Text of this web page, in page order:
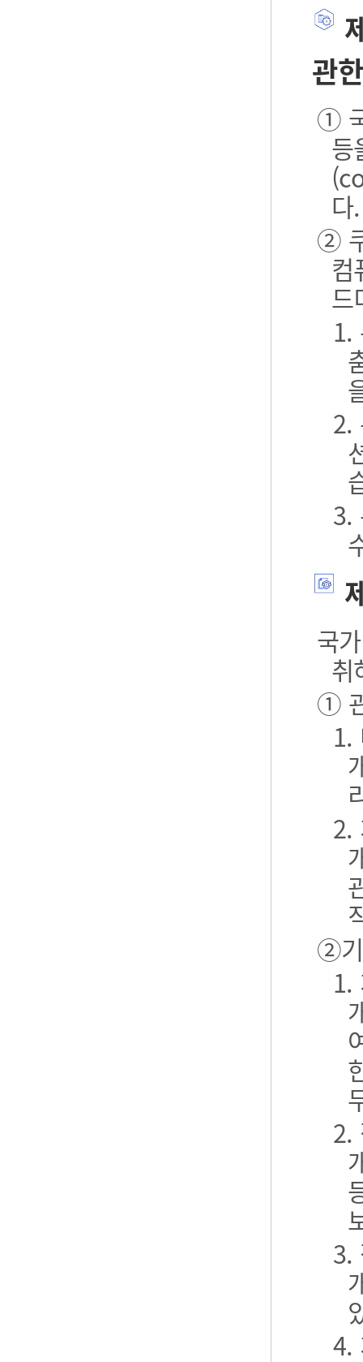
관
①
등
다.
②
컴
드
1.
2.
3.
국
취
①
1.
2.
②기
1.
2.
3.
4.